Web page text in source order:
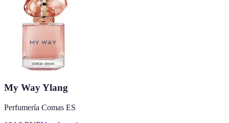
My Way Ylang
Perfumería Comas ES